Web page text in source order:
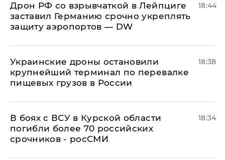
​Дрон РФ со взрывчаткой в Лейпциге
заставил Германию срочно укреплять
защиту аэропортов — DW
18:44
Украинские дроны остановили
крупнейший терминал по перевалке
пищевых грузов в России
18:38
В боях с ВСУ в Курской области
погибли более 70 российских
срочников - росСМИ
18:34